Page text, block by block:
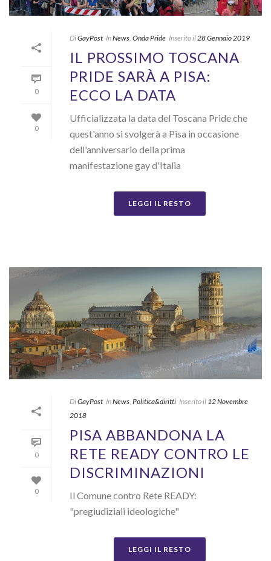
0
0
DiGayPost InNews, Onda Pride Inserito il28 Gennaio 2019
IL PROSSIMO TOSCANA
PRIDE SARÀ A PISA:
ECCO LA DATA
Ufficializzata la data del Toscana Pride che
quest'anno si svolgerà a Pisa in occasione
dell'anniversario della prima
manifestazione gay d'Italia
LEGGI IL RESTO
0
0
DiGayPost InNews Politica&diritti Inserito il 12 Novembre
2018
PISA ABBANDONA LA
RETE READY CONTRO LE
DISCRIMINAZIONI
Il Comune contro Rete READY:
"pregiudiziali ideologiche"
LEGGI IL RESTO